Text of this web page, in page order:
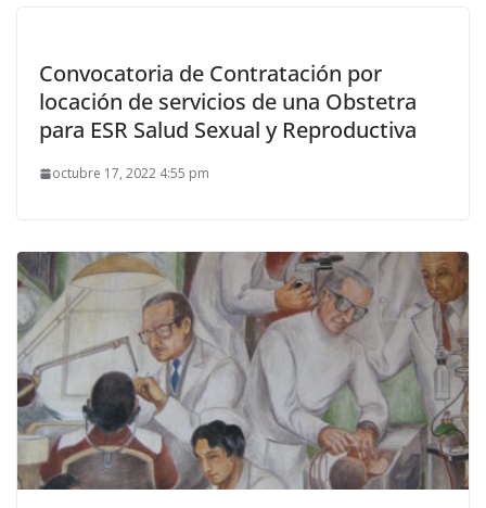
Convocatoria de Contratación por
locación de servicios de una Obstetra
para ESR Salud Sexual y Reproductiva
octubre 17, 2022 4:55 pm